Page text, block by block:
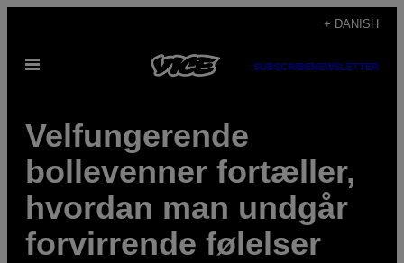
indhold
+ DANISH
Åbn
SUBSCRIBENEWSLETTER
Velfungerende
bollevenner fortæller,
hvordan man undgår
forvirrende følelser